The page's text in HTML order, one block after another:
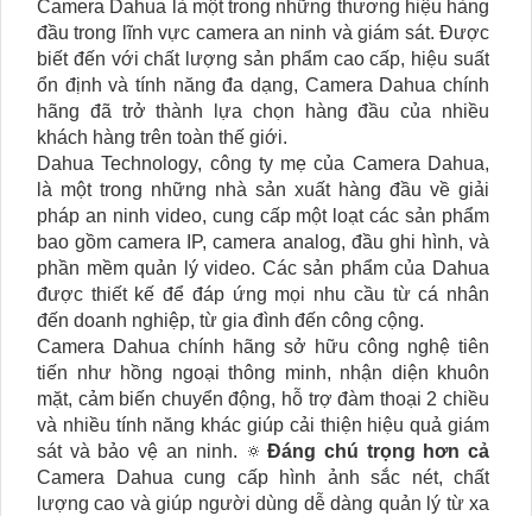
Camera Dahua là một trong những thương hiệu hàng
đầu trong lĩnh vực camera an ninh và giám sát. Được
biết đến với chất lượng sản phẩm cao cấp, hiệu suất
ổn định và tính năng đa dạng, Camera Dahua chính
hãng đã trở thành lựa chọn hàng đầu của nhiều
khách hàng trên toàn thế giới.
Dahua Technology, công ty mẹ của Camera Dahua,
là một trong những nhà sản xuất hàng đầu về giải
pháp an ninh video, cung cấp một loạt các sản phẩm
bao gồm camera IP, camera analog, đầu ghi hình, và
phần mềm quản lý video. Các sản phẩm của Dahua
được thiết kế để đáp ứng mọi nhu cầu từ cá nhân
đến doanh nghiệp, từ gia đình đến công cộng.
Camera Dahua chính hãng sở hữu công nghệ tiên
tiến như hồng ngoại thông minh, nhận diện khuôn
mặt, cảm biến chuyển động, hỗ trợ đàm thoại 2 chiều
và nhiều tính năng khác giúp cải thiện hiệu quả giám
sát và bảo vệ an ninh. 🔅Đáng chú trọng hơn cả
Camera Dahua cung cấp hình ảnh sắc nét, chất
lượng cao và giúp người dùng dễ dàng quản lý từ xa